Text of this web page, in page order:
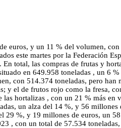
euros, y un 11 % del volumen, con
este martes por la Federación
total, las compras de frutas y
en 649.958 toneladas , un 6
con 514.374 toneladas, pero han
y el de frutos rojo como la fresa,
hortalizas , con un 21 % más
un alza del 14 %, y 56
%, y 19 millones de euros, un
, con un total de 57.534